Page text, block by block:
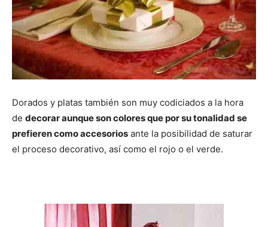
Dorados y platas también son muy codiciados a la hora
de decorar aunque son colores que por su tonalidad se
prefieren como accesorios ante la posibilidad de saturar
el proceso decorativo, así como el rojo o el verde.